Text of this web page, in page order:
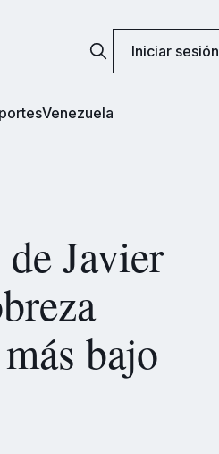
Iniciar sesión
Venezuela
Javier
bajo